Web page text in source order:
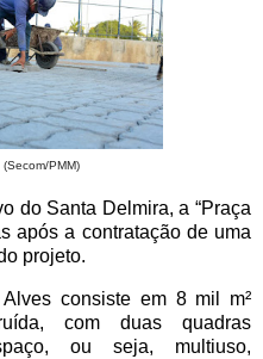
PMM)
do Santa Delmira, a “Praça
após a contratação de uma
projeto.
consiste em 8 mil m²
com duas quadras
ou seja, multiuso,